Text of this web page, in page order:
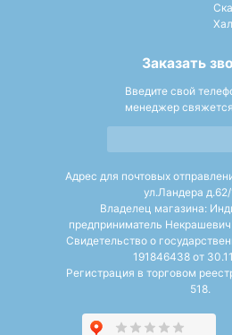
Заказать
Введите свой
менеджер
Адрес для почтовых
ул.Ландера
Владелец магазина:
предприниматель
Свидетельство о
191846438 от
Регистрация в торговом
518.